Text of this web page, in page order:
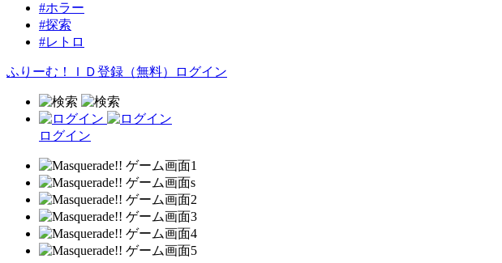
#ホラー
#探索
#レトロ
ふりーむ！ＩＤ登録（無料） ログイン
ログイン